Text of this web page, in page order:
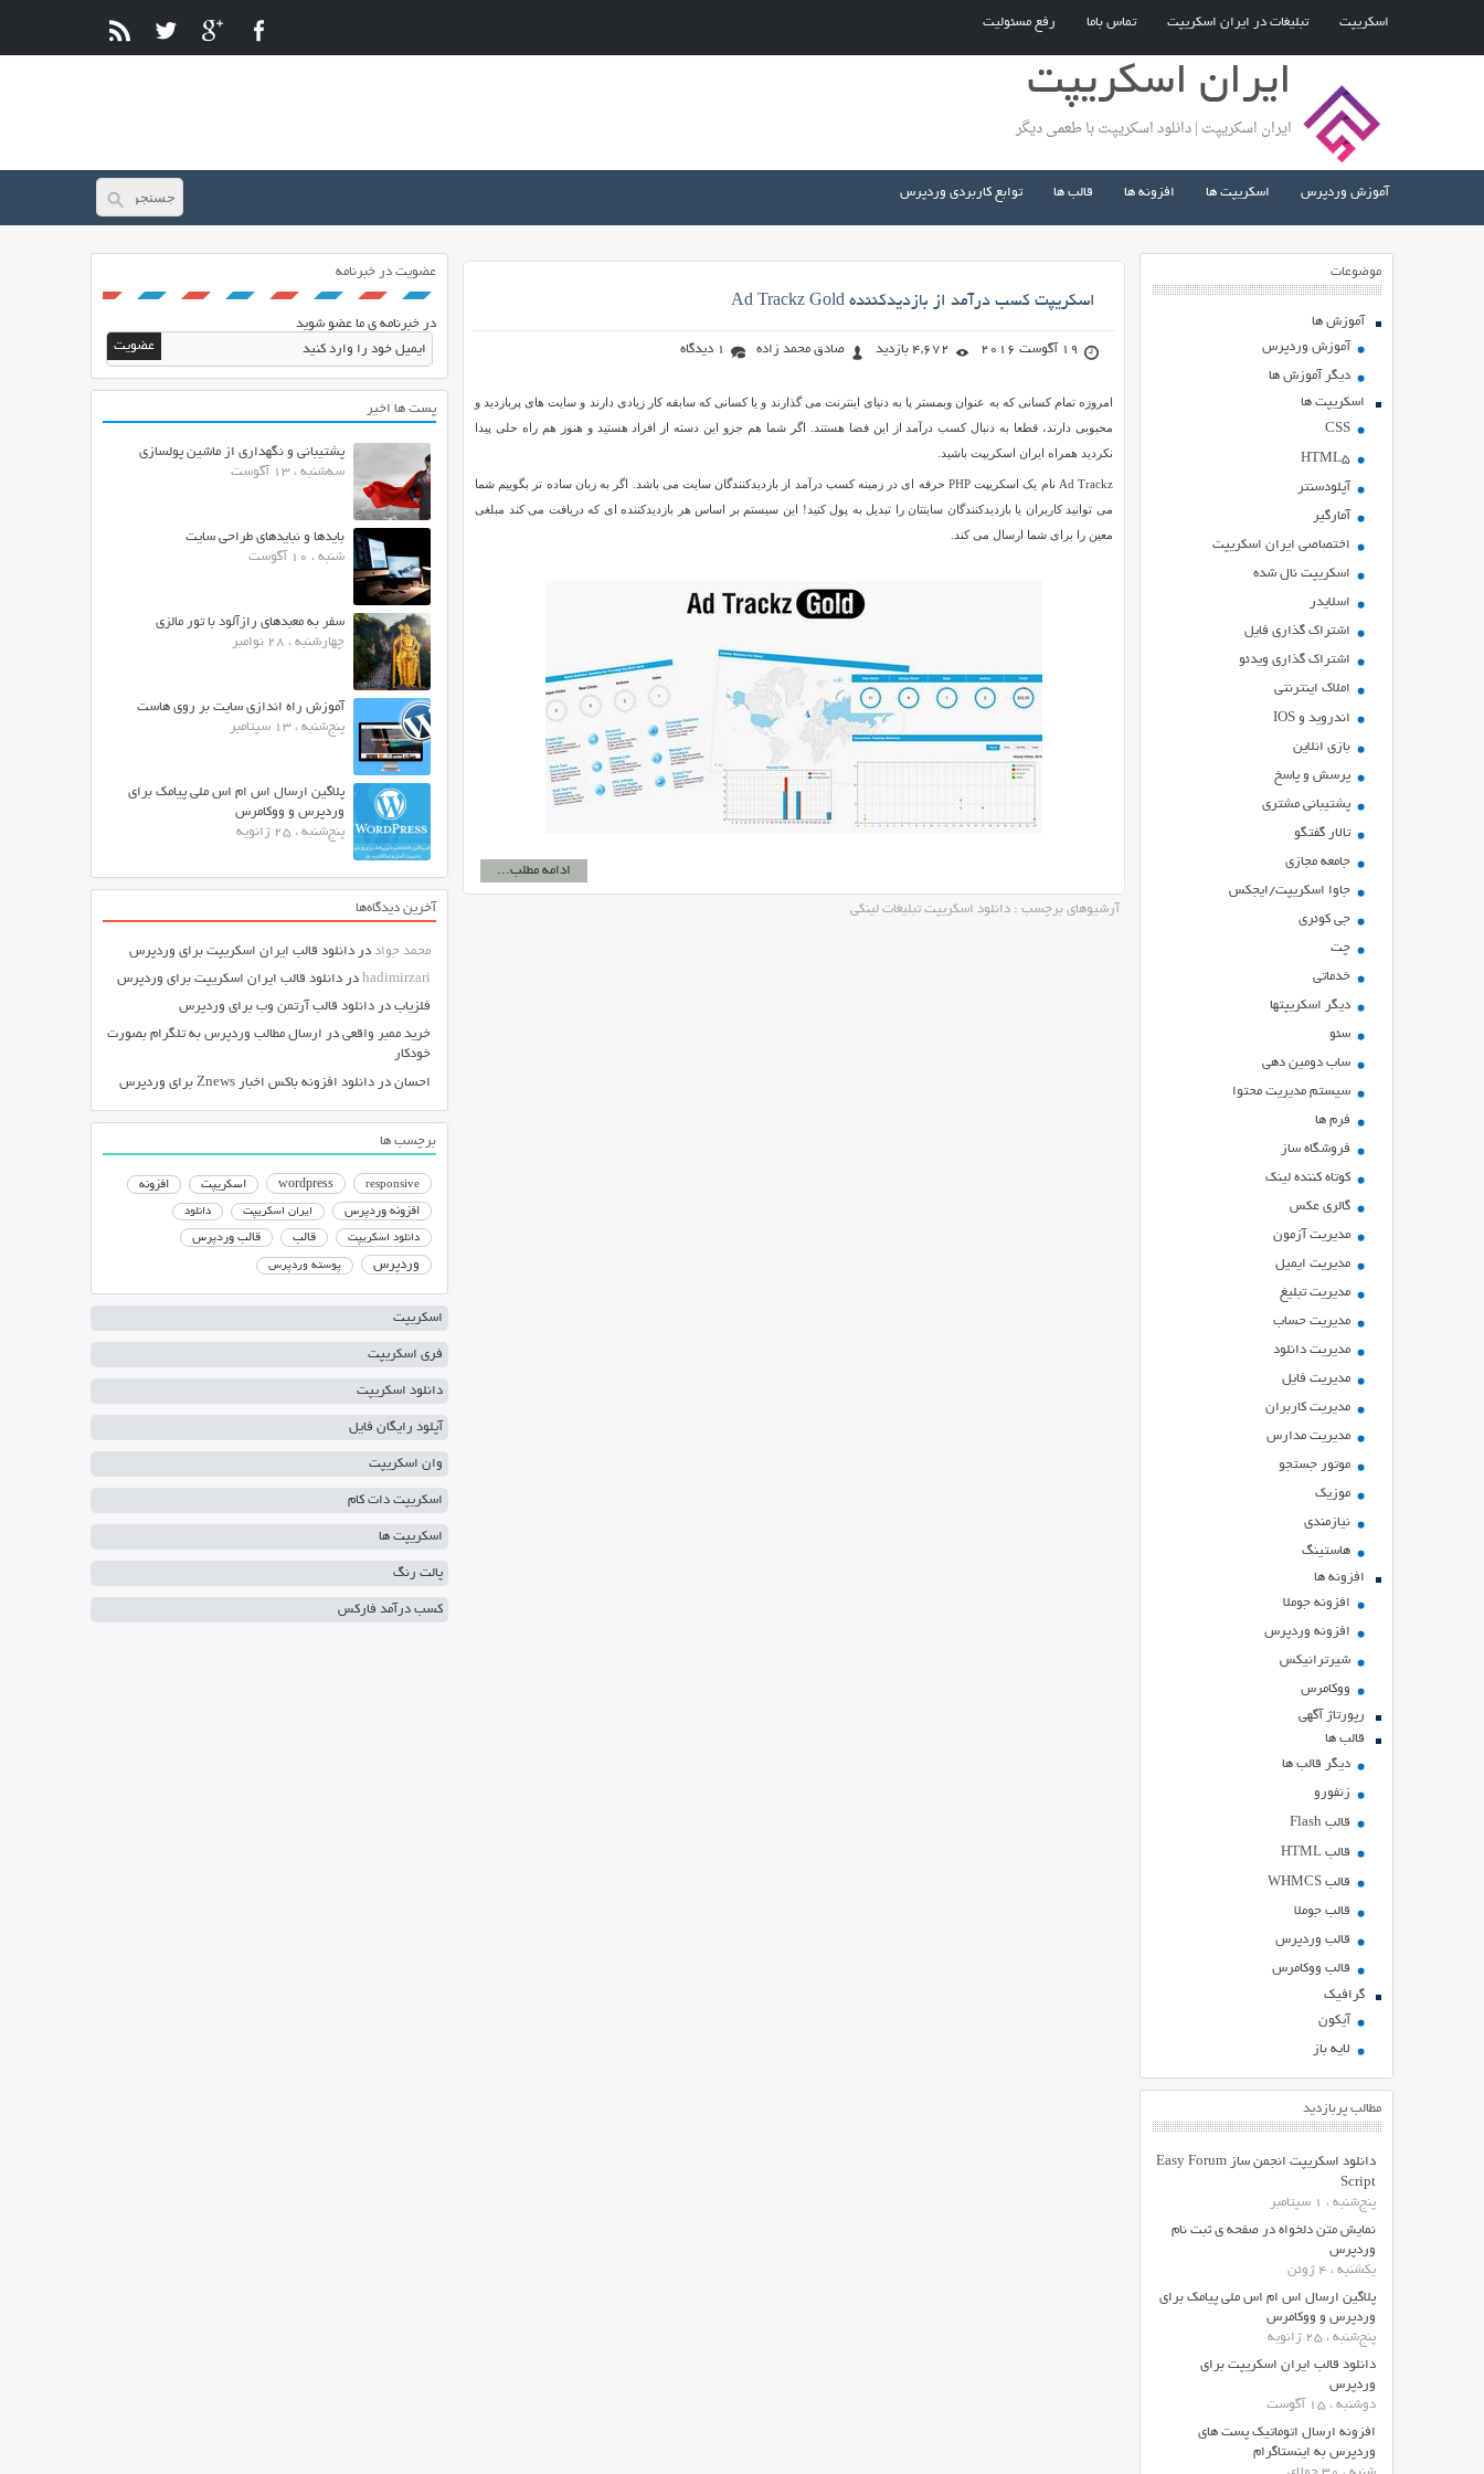
اسکریپت تبلیغات در ایران اسکریپت تماس باما رفع مسئولیت
ایران اسکریپت
ایران اسکریپت | دانلود اسکریپت با طعمی دیگر
آموزش وردپرس اسکریپت ها افزونه ها قالب ها توابع کاربردی وردپرس
موضوعات
آموزش ها
آموزش وردپرس
دیگر آموزش ها
اسکریپت ها
CSS
HTML5
آپلودسنتر
آمارگیر
اختصاصی ایران اسکریپت
اسکریپت نال شده
اسلایدر
اشتراك گذاري فايل
اشتراک گذاری ویدئو
املاک اینترنتی
اندروید و IOS
بازي انلاين
پرسش و پاسخ
پشتیبانی مشتری
تالار گفتگو
جامعه مجازی
جاوا اسکریپت/ایجکس
جی کوئری
چت
خدماتی
ديگر اسكريپتها
سئو
ساب دومین دهی
سیستم مدیریت محتوا
فرم ها
فروشگاه ساز
کوتاه کننده لینک
گالری عکس
مدیریت آزمون
مدیریت ایمیل
مدیریت تبلیغ
مدیریت حساب
مدیریت دانلود
مدیریت فایل
مدیریت کاربران
مدیریت مدارس
موتور جستجو
موزیک
نیازمندی
هاستينگ
افزونه ها
افزونه جوملا
افزونه وردپرس
شیرترانیکس
ووکامرس
رپورتاژ آگهی
قالب ها
دیگر قالب ها
زنفورو
قالب Flash
قالب HTML
قالب WHMCS
قالب جوملا
قالب وردپرس
قالب ووکامرس
گرافیک
آیکون
لایه باز
مطالب پربازدید
دانلود اسکریپت انجمن ساز Easy Forum
Script
پنج‌شنبه ، 1 سپتامبر
نمایش متن دلخواه در صفحه ی ثبت نام
وردپرس
یکشنبه ، 4 ژوئن
پلاگین ارسال اس ام اس ملی پیامک برای
وردپرس و ووکامرس
پنج‌شنبه ، 25 ژانویه
دانلود قالب ایران اسکریپت برای
وردپرس
دوشنبه ، 15 آگوست
افزونه ارسال اتوماتیک پست های
وردپرس به اینستاگرام
اسکریپت کسب درآمد از بازدیدکننده Ad Trackz Gold
19 آگوست 2016 4,672 بازدید صادق محمد زاده 1 دیدگاه
امروزه تمام کسانی که به عنوان وبمستر پا به دنیای اینترنت می گذارند و یا کسانی که سابقه کار زیادی دارند و سایت های پربازدید و
محبوبی دارند، قطعا به دنبال کسب درآمد از این فضا هستند. اگر شما هم جزو این دسته از افراد هستید و هنوز هم راه حلی پیدا
نکردید همراه ایران اسکریپت باشید.
Ad Trackz نام یک اسکریپت PHP حرفه ای در زمینه کسب درآمد از بازدیدکنندگان سایت می باشد. اگر به زبان ساده تر بگوییم شما
می توانید کاربران یا بازدیدکنندگان سایتتان را تبدیل به پول کنید! این سیستم بر اساس هر بازدیدکننده ای که دریافت می کند مبلغی
معین را برای شما ارسال می کند.
ادامه مطلب...
آرشیوهای برچسب : دانلود اسکریپت تبلیغات لینکی
عضویت در خبرنامه
در خبرنامه ی ما عضو شوید
پست ها اخیر
پشتیبانی و نگهداری از ماشین پولسازی
سه‌شنبه ، 13 آگوست
بایدها و نبایدهای طراحی سایت
شنبه ، 10 آگوست
سفر به معبدهای رازآلود با تور مالزی
چهارشنبه ، 28 نوامبر
آموزش راه اندازی سایت بر روی هاست
پنج‌شنبه ، 13 سپتامبر
پلاگین ارسال اس ام اس ملی پیامک برای
وردپرس و ووکامرس
پنج‌شنبه ، 25 ژانویه
آخرین دیدگاه‌ها
محمد جواد در دانلود قالب ایران اسکریپت برای وردپرس
hadimirzari در دانلود قالب ایران اسکریپت برای وردپرس
فلزیاب در دانلود قالب آرتمن وب برای وردپرس
خرید ممبر واقعی در ارسال مطالب وردپرس به تلگرام بصورت
خودکار
احسان در دانلود افزونه باکس اخبار Znews برای وردپرس
برچسب ها
responsive
wordpress اسکریپت
افزونه
افزونه وردپرس
ایران اسکریپت دانلود
دانلود اسکریپت قالب قالب وردپرس
وردپرس پوسته وردپرس
اسکریپت
فری اسکریپت
دانلود اسکریپت
آپلود رایگان فایل
وان اسکریپت
اسکریپت دات کام
اسکریپت ها
پالت رنگ
کسب درآمد فارکس